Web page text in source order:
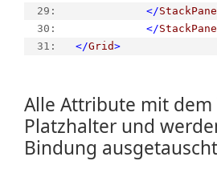
  29:
</
  30:
</
  31:
</Grid>
Alle Attribute mit dem
Platzhalter und
Bindung